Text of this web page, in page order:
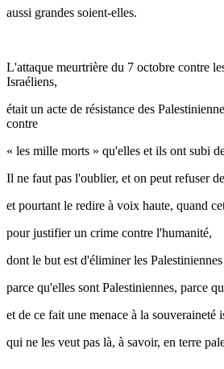
aussi grandes soient-elles.
L'attaque meurtrière du 7 octobre contre
Israéliens,
était un acte de résistance des
contre
« les mille morts » qu'elles et ils ont subi
Il ne faut pas l'oublier, et on peut refuser
et pourtant le redire à voix haute, quand
pour justifier un crime contre l'humanité,
dont le but est d'éliminer les
parce qu'elles sont Palestiniennes, parce
et de ce fait une menace à la souveraineté
qui ne les veut pas là, à savoir, en terre